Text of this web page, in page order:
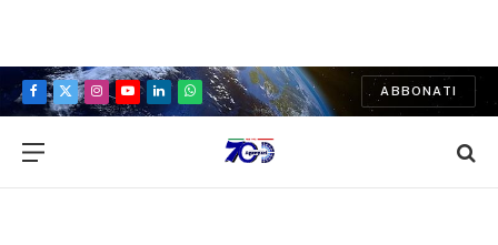
Facebook
X
Instagram
YouTubeLinkedInWhatsApp
ABBONATI